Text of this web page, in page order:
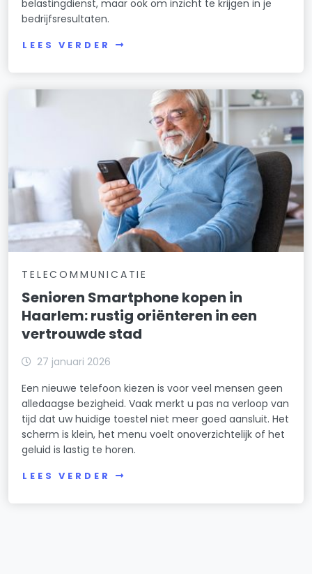
belastingdienst, maar ook om inzicht te krijgen in je
bedrijfsresultaten.
LEES VERDER
TELECOMMUNICATIE
Senioren Smartphone kopen in
Haarlem: rustig oriënteren in een
vertrouwde stad
27 januari 2026
Een nieuwe telefoon kiezen is voor veel mensen geen
alledaagse bezigheid. Vaak merkt u pas na verloop van
tijd dat uw huidige toestel niet meer goed aansluit. Het
scherm is klein, het menu voelt onoverzichtelijk of het
geluid is lastig te horen.
LEES VERDER